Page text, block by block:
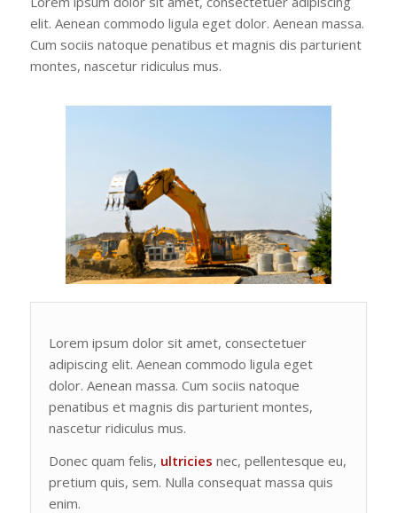
elit. Aenean commodo ligula eget dolor. Aenean massa.
Cum sociis natoque penatibus et magnis dis parturient
montes, nascetur ridiculus mus.
Lorem ipsum dolor sit amet, consectetuer
adipiscing elit. Aenean commodo ligula eget
dolor. Aenean massa. Cum sociis natoque
penatibus et magnis dis parturient montes,
nascetur ridiculus mus.
Donec quam felis, ultricies nec, pellentesque eu,
pretium quis, sem. Nulla consequat massa quis
enim.